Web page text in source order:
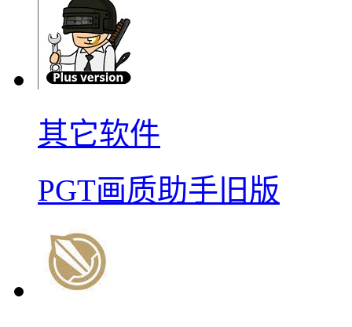
其它软件
PGT画质助手旧版